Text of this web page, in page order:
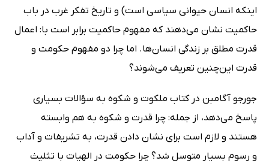
اینکه انسان حیوانی سیاسی است) و تاریخ تفکر غرب در باب
حاکمیت نشان می‌دهند که مفهوم حاکمیت برابر است با: اعمال
قدرت مطلق بر زندگی انسان‌ها. اما چرا دو مفهوم حکومت و
قدرت این‌چنین تعریف می‌شوند؟
جورجو آگامبن در کتاب ملکوت و شکوه به سؤالات بسیاری
پاسخ می‌دهد، از جمله: چرا قدرت و شکوه به هم وابسته
هستند و لازم است برای نشان دادن قدرت، به تشریفات و آداب
و رسوم بسیار متوسل شد؟ چرا حکومت در الهیات با تثلیث